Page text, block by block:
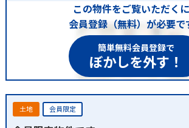
この物件をご覧いただく
会員登録（無料）が必要で
簡単無料会員登録で
ぼかしを外す！
土地 会員限定